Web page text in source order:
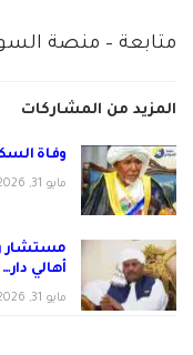
متابعة – منصة
المزيد من المشاركات
وفاة
مايو 31, 2026
مستشار
أهالي دار…
مايو 31, 2026